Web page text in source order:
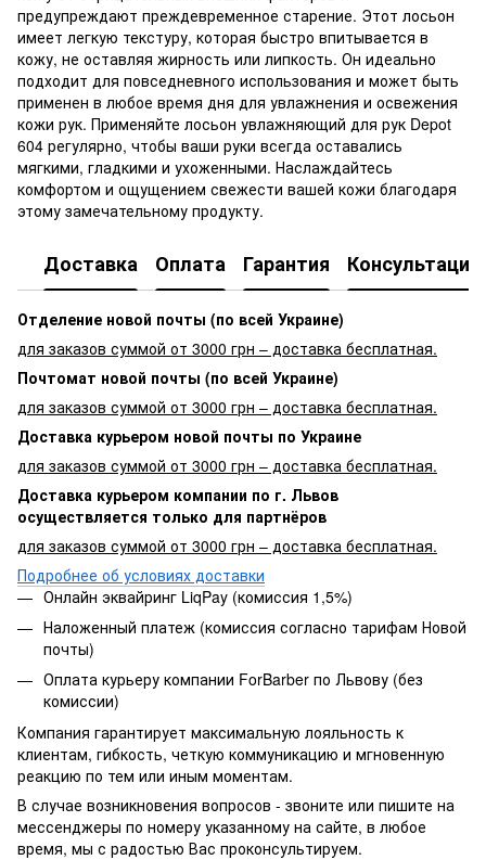
предупреждают преждевременное старение. Этот лосьон
имеет легкую текстуру, которая быстро впитывается в
кожу, не оставляя жирность или липкость. Он идеально
подходит для повседневного использования и может быть
применен в любое время дня для увлажнения и освежения
кожи рук. Применяйте лосьон увлажняющий для рук Depot
604 регулярно, чтобы ваши руки всегда оставались
мягкими, гладкими и ухоженными. Наслаждайтесь
комфортом и ощущением свежести вашей кожи благодаря
этому замечательному продукту.
Доставка Оплата Гарантия Консультация
Отделение новой почты (по всей Украине)
для заказов суммой от 3000 грн – доставка бесплатная.
Почтомат новой почты (по всей Украине)
для заказов суммой от 3000 грн – доставка бесплатная.
Доставка курьером новой почты по Украине
для заказов суммой от 3000 грн – доставка бесплатная.
Доставка курьером компании по г. Львов
осуществляется только для партнёров
для заказов суммой от 3000 грн – доставка бесплатная.
Подробнее об условиях доставки
Онлайн эквайринг LiqPay (комиссия 1,5%)
Наложенный платеж (комиссия согласно тарифам Новой
почты)
Оплата курьеру компании ForBarber по Львову (без
комиссии)
Компания гарантирует максимальную лояльность к
клиентам, гибкость, четкую коммуникацию и мгновенную
реакцию по тем или иным моментам.
В случае возникновения вопросов - звоните или пишите на
мессенджеры по номеру указанному на сайте, в любое
время, мы с радостью Вас проконсультируем.